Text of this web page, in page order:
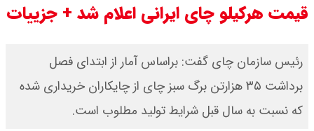
قیمت هرکیلو چای ایرانی اعلام شد + جزییات
رئیس سازمان چای گفت: براساس آمار از ابتدای فصل
برداشت ۳۵ هزارتن برگ سبز چای از چایکاران خریداری شده
که نسبت به سال قبل شرایط تولید مطلوب است.